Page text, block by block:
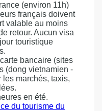
(environ 11h)
français doivent
valable au moins
retour. Aucun visa
touristique
bancaire (sites
(dong vietnamien -
marchés, taxis,
en été.
du tourisme du